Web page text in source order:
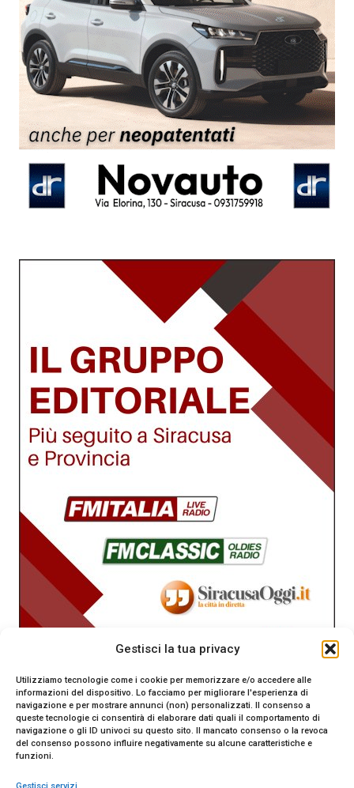
Gestisci la tua privacy
Utilizziamo tecnologie come i cookie per memorizzare e/o accedere alle
informazioni del dispositivo. Lo facciamo per migliorare l'esperienza di
navigazione e per mostrare annunci (non) personalizzati. Il consenso a
queste tecnologie ci consentirà di elaborare dati quali il comportamento di
navigazione o gli ID univoci su questo sito. Il mancato consenso o la revoca
del consenso possono influire negativamente su alcune caratteristiche e
funzioni.